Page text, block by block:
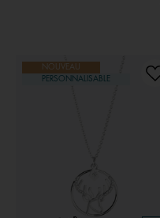
NOUVEAU
PERSONNALISABLE